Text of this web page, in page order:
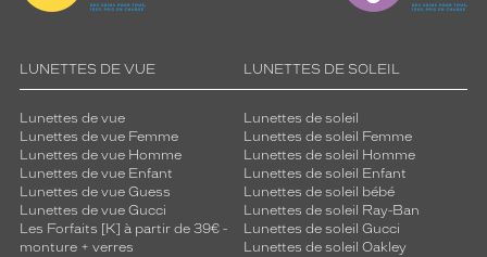
LUNETTES DE VUE
Lunettes de vue
Lunettes de vue Femme
Lunettes de vue Homme
Lunettes de vue Enfant
Lunettes de vue Guess
Lunettes de vue Gucci
Les Forfaits [K] à partir de 39€ -
monture + verres
LUNETTES DE SOLEIL
Lunettes de soleil
Lunettes de soleil Femme
Lunettes de soleil Homme
Lunettes de soleil Enfant
Lunettes de soleil bébé
Lunettes de soleil Ray-Ban
Lunettes de soleil Gucci
Lunettes de soleil Oakley